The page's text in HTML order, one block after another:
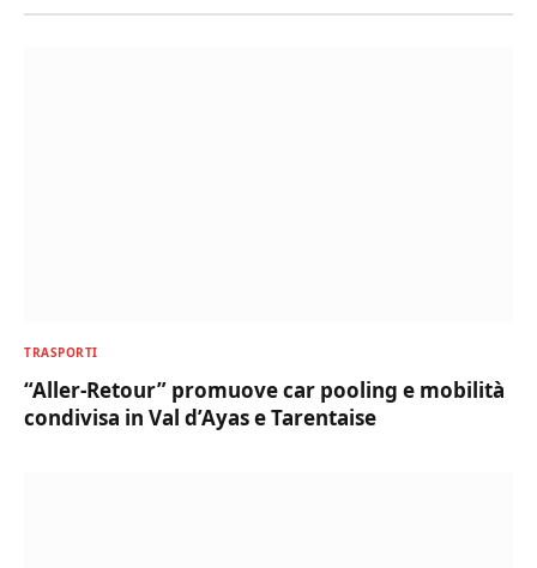
TRASPORTI
“Aller-Retour” promuove car pooling e mobilità
condivisa in Val d’Ayas e Tarentaise